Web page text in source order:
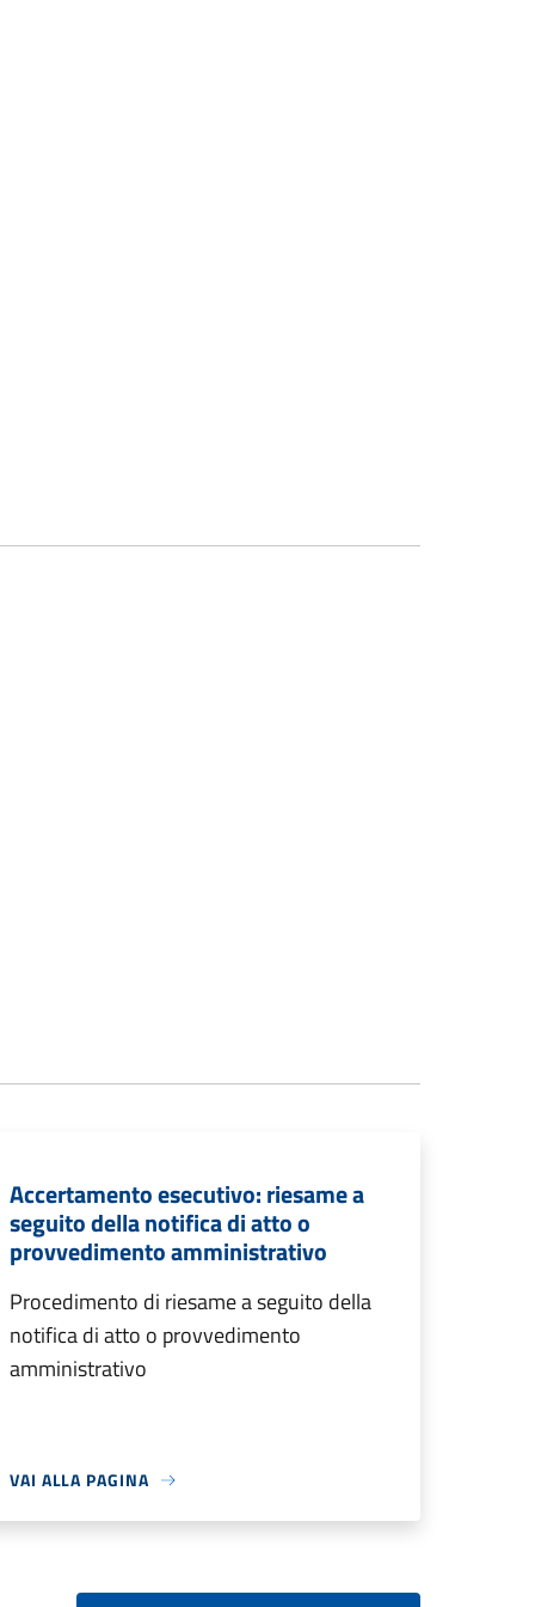
Accertamento esecutivo: riesame a
seguito della notifica di atto o
provvedimento amministrativo
Procedimento di riesame a seguito della
notifica di atto o provvedimento
amministrativo
VAI ALLA PAGINA